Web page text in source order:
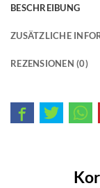
BESCHREIBUNG
ZUSÄTZLICHE
REZENSIONEN (0)